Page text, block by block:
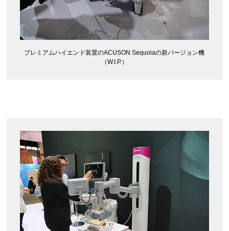
プレミアムハイエンド装置のACUSON Sequoiaの新バージョン機
（W.I.P.）